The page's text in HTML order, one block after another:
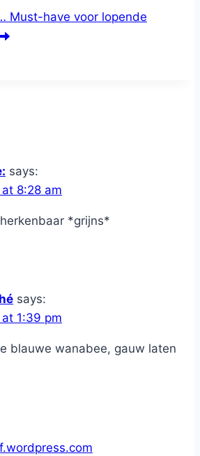
Must-have voor lopende
says:
8:28 am
*grijns*
says:
1:39 pm
blauwe wanabee, gauw laten